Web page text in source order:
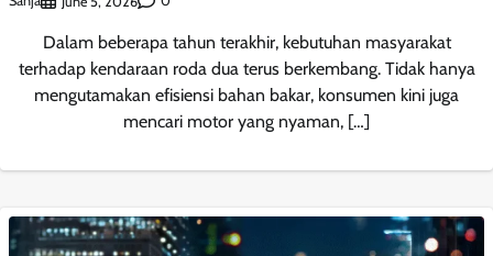
Dalam beberapa tahun terakhir, kebutuhan masyarakat
terhadap kendaraan roda dua terus berkembang. Tidak hanya
mengutamakan efisiensi bahan bakar, konsumen kini juga
mencari motor yang nyaman, […]